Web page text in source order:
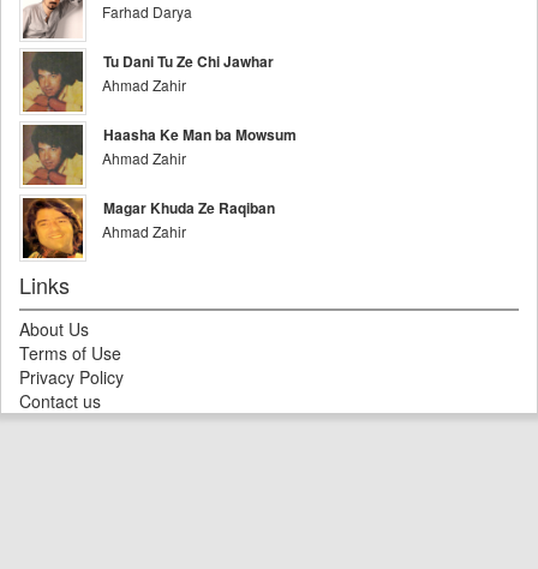
Farhad Darya
Tu Dani Tu Ze Chi Jawhar
Ahmad Zahir
Haasha Ke Man ba Mowsum
Ahmad Zahir
Magar Khuda Ze Raqiban
Ahmad Zahir
Links
About Us
Terms of Use
Privacy Policy
Contact us